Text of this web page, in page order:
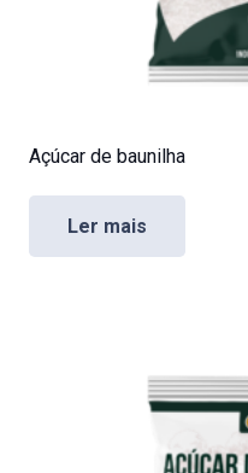
Açúcar de baunilha
Ler mais